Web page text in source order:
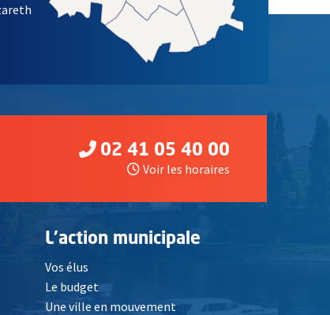
02 41 05 40 00
Voir les horaires
L'action municipale
Vos élus
Le budget
Une ville en mouvement